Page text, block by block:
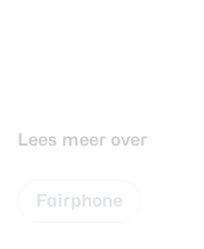
Lees meer over
Fairphone